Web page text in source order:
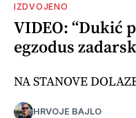
IZDVOJENO
VIDEO: “Dukić
egzodus
NA STANOVE
HRVOJE BAJLO